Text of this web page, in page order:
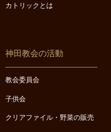
カトリックとは
神田教会の活動
教会委員会
子供会
クリアファイル・野菜の販売